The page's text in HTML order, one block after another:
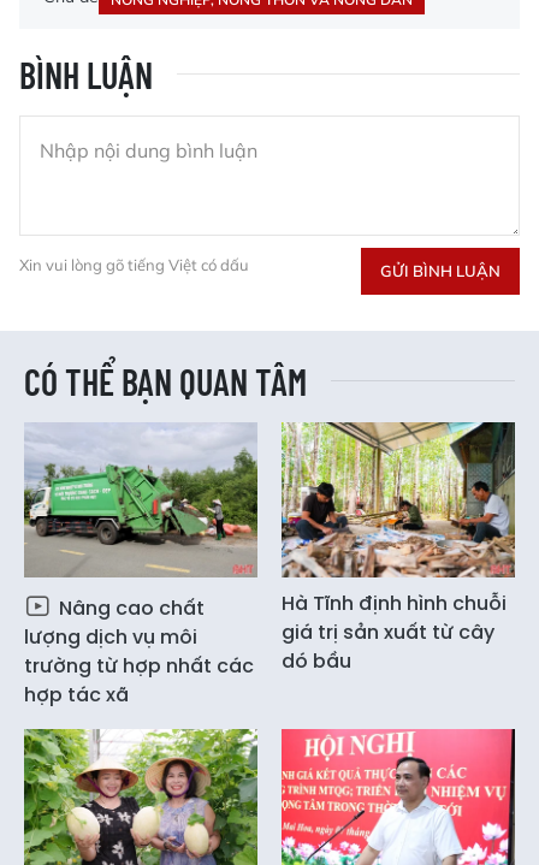
BÌNH LUẬN
Xin vui lòng gõ tiếng Việt có dấu GỬI BÌNH LUẬN
CÓ THỂ BẠN QUAN TÂM
Nâng cao chất
lượng dịch vụ môi
trường từ hợp nhất các
hợp tác xã
Hà Tĩnh định hình chuỗi
giá trị sản xuất từ cây
dó bầu